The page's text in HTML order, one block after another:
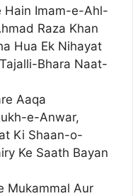
Hain Imam-e-Ahl-
Raza Khan
Hua Ek Nihayat
Bhara Naat-
Aaqa
e-Anwar,
Ki Shaan-o-
Ke Saath Bayan
Mukammal Aur